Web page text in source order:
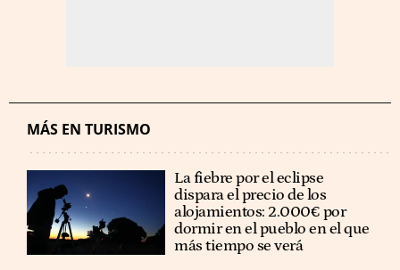
MÁS EN TURISMO
La fiebre por el eclipse
dispara el precio de los
alojamientos: 2.000€ por
dormir en el pueblo en el que
más tiempo se verá